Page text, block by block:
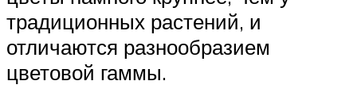
традиционных растений, и
отличаются разнообразием
цветовой гаммы.